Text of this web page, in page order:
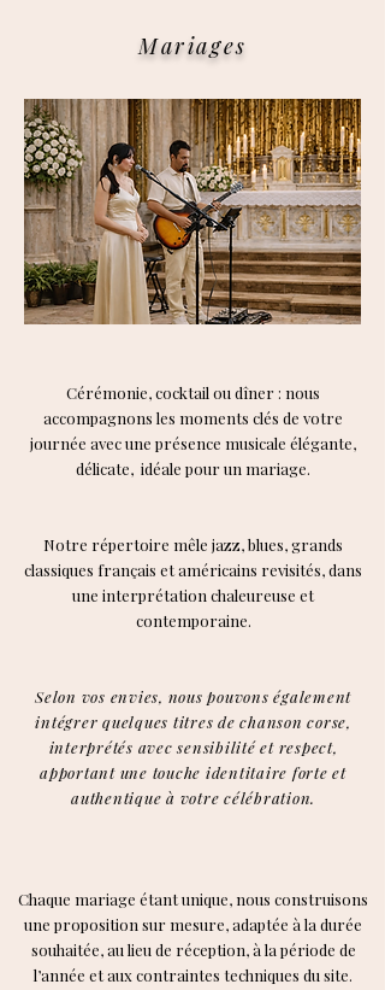
Mariages
Cérémonie, cocktail ou dîner : nous
accompagnons les moments clés de votre
journée avec une présence musicale élégante,
délicate, idéale pour un mariage.
Notre répertoire mêle jazz, blues, grands
classiques français et américains revisités, dans
une interprétation chaleureuse et
contemporaine.
Selon vos envies, nous pouvons également
intégrer quelques titres de chanson corse,
interprétés avec sensibilité et respect,
apportant une touche identitaire forte et
authentique à votre célébration.
Chaque mariage étant unique, nous construisons
une proposition sur mesure, adaptée à la durée
souhaitée, au lieu de réception, à la période de
l’année et aux contraintes techniques du site.